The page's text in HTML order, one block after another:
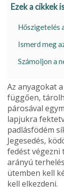
Ezek a cikkek
Hőszigetelés
Ismerd meg
Számoljon a
Az anyagokat
függően,
páro­sával
lapjukra
padlásfödém
Jegesedés,
fedést végezni
arányú
ütemben kell
kell elkezdeni.